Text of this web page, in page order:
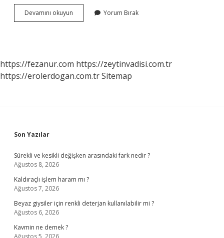
Devamını okuyun Kitabeler
Ne
Yorum Bırak
https://fezanur.com https://zeytinvadisi.com.tr
https://erolerdogan.com.trSitemap
Sidebar
Son Yazılar
Sürekli ve kesikli değişken arasındaki fark nedir ?
Ağustos 8, 2026
Kaldıraçlı işlem haram mı ?
Ağustos 7, 2026
Beyaz giysiler için renkli deterjan kullanılabilir mi ?
Ağustos 6, 2026
Kavmin ne demek ?
Ağustos 5, 2026